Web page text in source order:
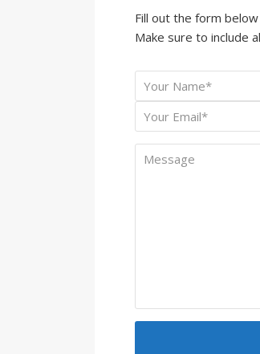
Fill out the form
Make sure to include
Your
Name *
Your
Email
Message